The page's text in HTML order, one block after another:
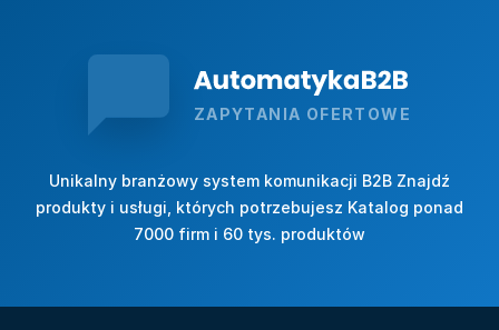
ZAPYTANIA OFERTOWE
Unikalny branżowy system komunikacji B2B Znajdź
produkty i usługi, których potrzebujesz Katalog ponad
7000 firm i 60 tys. produktów